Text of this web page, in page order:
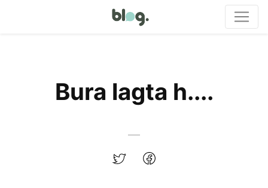
Bura lagta h....